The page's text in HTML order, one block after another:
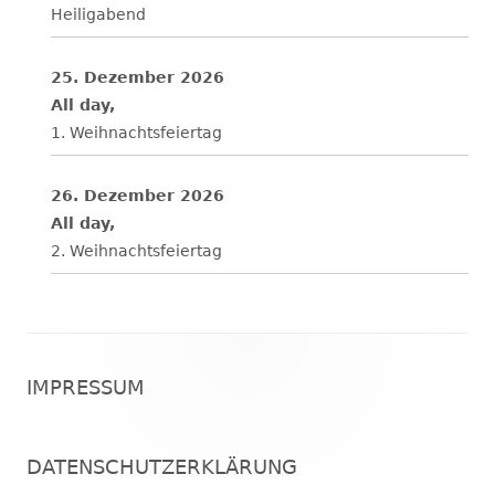
Heiligabend
25. Dezember 2026
All day,
1. Weihnachtsfeiertag
26. Dezember 2026
All day,
2. Weihnachtsfeiertag
Inhalt
IMPRESSUM
DATENSCHUTZERKLÄRUNG